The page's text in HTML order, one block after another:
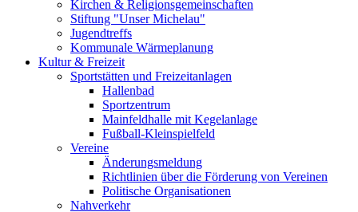
Kirchen & Religionsgemeinschaften
Stiftung "Unser Michelau"
Jugendtreffs
Kommunale Wärmeplanung
Kultur & Freizeit
Sportstätten und Freizeitanlagen
Hallenbad
Sportzentrum
Mainfeldhalle mit Kegelanlage
Fußball-Kleinspielfeld
Vereine
Änderungsmeldung
Richtlinien über die Förderung von Vereinen
Politische Organisationen
Nahverkehr